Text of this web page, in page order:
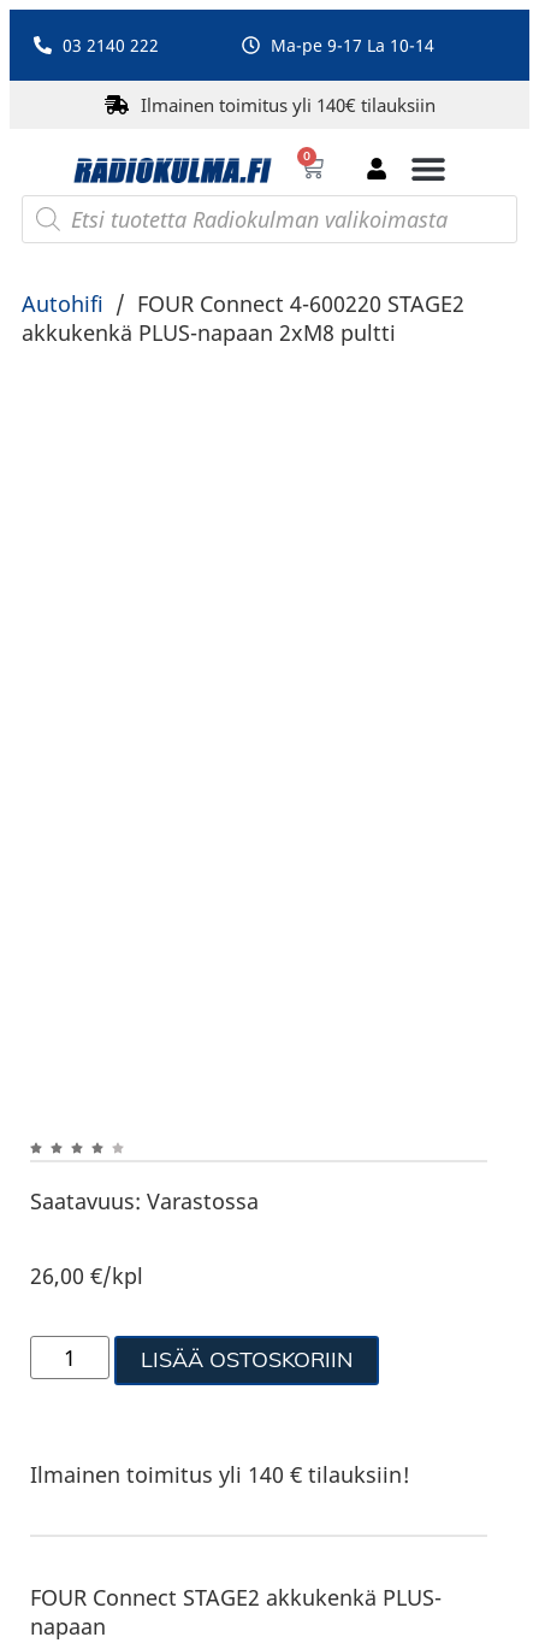
03 2140 222 Ma-pe 9-17 La 10-14
Ilmainen toimitus yli 140€ tilauksiin
0
Autohifi / FOUR Connect 4-600220 STAGE2
akkukenkä PLUS-napaan 2xM8 pultti
Saatavuus: Varastossa
26,00€/kpl
LISÄÄ OSTOSKORIIN
Ilmainen toimitus yli 140 € tilauksiin!
FOUR Connect STAGE2 akkukenkä PLUS-
napaan